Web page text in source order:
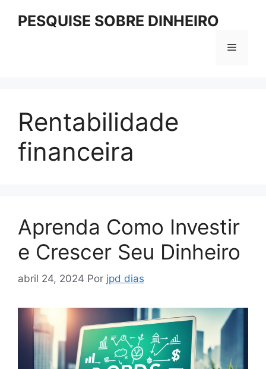
PESQUISE SOBRE DINHEIRO
Menu
Rentabilidade
financeira
Aprenda Como Investir
e Crescer Seu Dinheiro
abril 24, 2024 Por jpd dias